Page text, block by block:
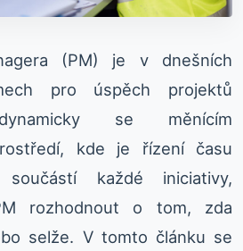
(PM) je v dnešních
pro úspěch projektů
se měnícím
kde je řízení času
součástí každé iniciativy,
rozhodnout o tom, zda
selže. V tomto článku se